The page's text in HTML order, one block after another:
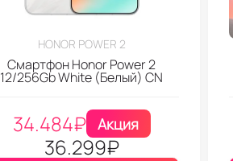
HONOR POWER 2
Смартфон Honor Power 2
12/256Gb White (Белый) CN
34.484₽ Акция
36.299₽